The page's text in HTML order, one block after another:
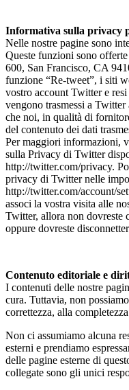
Informativa sulla privacy
Nelle nostre pagine sono
Queste funzioni sono
600, San Francisco, CA
funzione “Re-tweet”, i siti
vostro account Twitter e
vengono trasmessi a
che noi, in qualità di
del contenuto dei dati
Per maggiori informazioni,
sulla Privacy di Twitter
http://twitter.com/privacy.
privacy di Twitter nelle
http://twitter.com/account/
associ la vostra visita alle
Twitter, allora non dovreste
oppure dovreste
Contenuto editoriale e
I contenuti delle nostre
cura. Tuttavia, non
correttezza, alla
Non ci assumiamo alcuna
esterni e prendiamo
delle pagine esterne di
collegate sono gli unici